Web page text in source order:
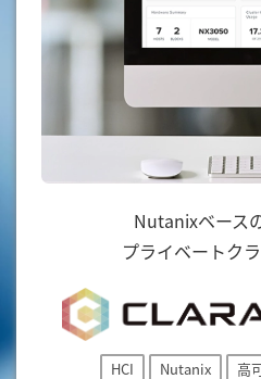
Nutanixベース
プライベートク
HCI Nutanix 高